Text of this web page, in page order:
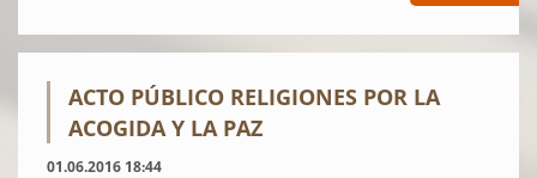
ACTO PÚBLICO RELIGIONES POR LA
ACOGIDA Y LA PAZ
01.06.2016 18:44